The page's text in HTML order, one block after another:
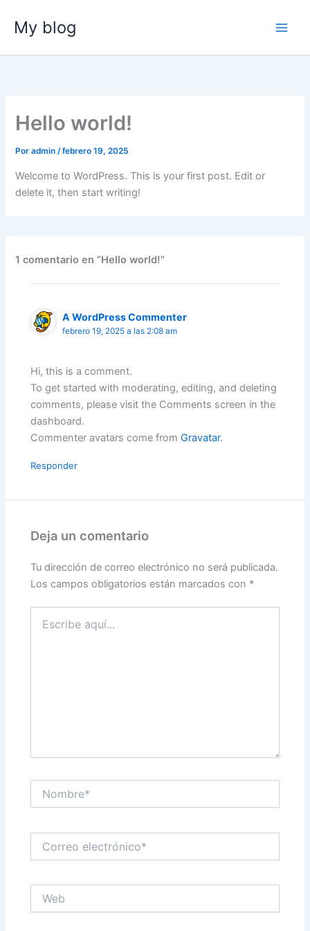
contenido
My blog
Hello world!
Poradmin/febrero 19, 2025
Welcome to WordPress. This is your first post. Edit or
delete it, then start writing!
1 comentario en “Hello world!”
A WordPress Commenter
febrero 19, 2025 a las 2:08 am
Hi, this is a comment.
To get started with moderating, editing, and deleting
comments, please visit the Comments screen in the
dashboard.
Commenter avatars come fromGravatar.
Responder
Deja un comentario
Tu dirección de correo electrónico no será publicada.
Los campos obligatorios están marcados con *
aquí...
electrónico*